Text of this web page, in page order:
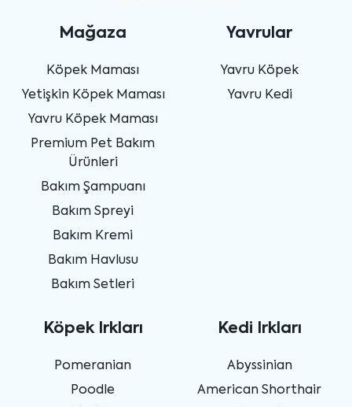
Mağaza
Köpek Maması
Yetişkin Köpek Maması
Yavru Köpek Maması
Premium Pet Bakım
Ürünleri
Bakım Şampuanı
Bakım Spreyi
Bakım Kremi
Bakım Havlusu
Bakım Setleri
Yavrular
Yavru Köpek
Yavru Kedi
Köpek Irkları
Pomeranian
Poodle
Kedi Irkları
Abyssinian
American Shorthair